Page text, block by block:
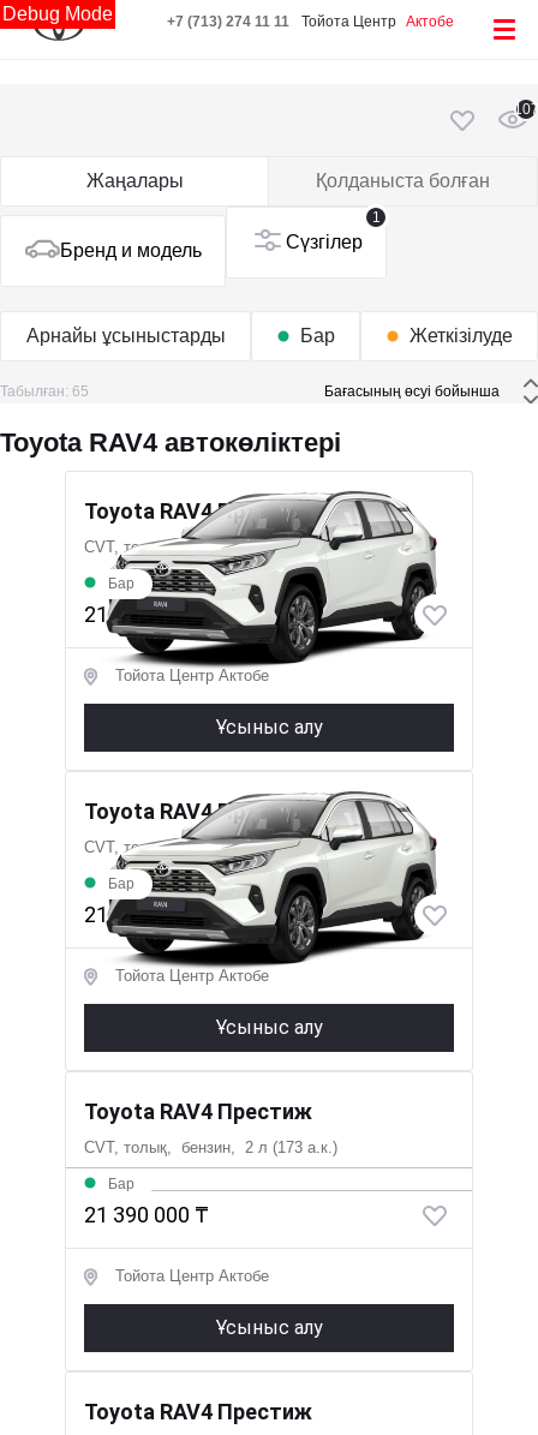
Debug Mode +7 (713) 274 11 11 Тойота Центр Актобе
107
Жаңалары Қолданыста болған
Бренд и модель
1
Сүзгілер
Арнайы ұсыныстарды Бар Жеткізілуде
Табылған: 65
Toyota RAV4 автокөліктері
Toyota RAV4 Престиж
CVT, толық, бензин, 2 л (173 а.к.)
Бар
21 390 000 ₸
Тойота Центр Актобе
Ұсыныс алу
Toyota RAV4 Престиж
CVT, толық, бензин, 2 л (173 а.к.)
Бар
21 390 000 ₸
Тойота Центр Актобе
Ұсыныс алу
Toyota RAV4 Престиж
CVT, толық, бензин, 2 л (173 а.к.)
Бар
21 390 000 ₸
Тойота Центр Актобе
Ұсыныс алу
Toyota RAV4 Престиж